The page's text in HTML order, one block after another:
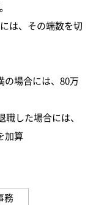
は、その端数を切
場合には、80万
した場合には、
加算
務